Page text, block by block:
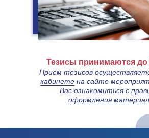
Тезисы принимаются
Прием тезисов
кабинетена сайте
Вас ознакомиться с
оформления